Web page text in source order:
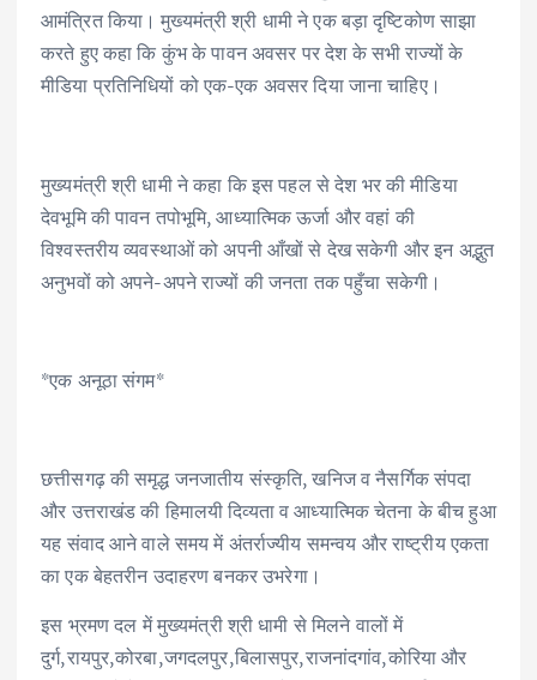
आमंत्रित किया। मुख्यमंत्री श्री धामी ने एक बड़ा दृष्टिकोण साझा
करते हुए कहा कि कुंभ के पावन अवसर पर देश के सभी राज्यों के
मीडिया प्रतिनिधियों को एक-एक अवसर दिया जाना चाहिए।
मुख्यमंत्री श्री धामी ने कहा कि इस पहल से देश भर की मीडिया
देवभूमि की पावन तपोभूमि, आध्यात्मिक ऊर्जा और वहां की
विश्वस्तरीय व्यवस्थाओं को अपनी आँखों से देख सकेगी और इन अद्भुत
अनुभवों को अपने-अपने राज्यों की जनता तक पहुँचा सकेगी।
*एक अनूठा संगम*
छत्तीसगढ़ की समृद्ध जनजातीय संस्कृति, खनिज व नैसर्गिक संपदा
और उत्तराखंड की हिमालयी दिव्यता व आध्यात्मिक चेतना के बीच हुआ
यह संवाद आने वाले समय में अंतर्राज्यीय समन्वय और राष्ट्रीय एकता
का एक बेहतरीन उदाहरण बनकर उभरेगा।
इस भ्रमण दल में मुख्यमंत्री श्री धामी से मिलने वालों में
दुर्ग,रायपुर,कोरबा,जगदलपुर,बिलासपुर,राजनांदगांव,कोरिया और